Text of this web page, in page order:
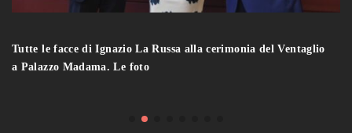
Tutte le facce di Ignazio La Russa alla cerimonia del Ventaglio
a Palazzo Madama. Le foto